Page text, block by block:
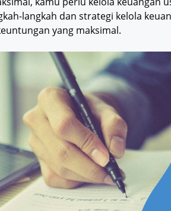
langkah dan strategi kelola
yang maksimal.